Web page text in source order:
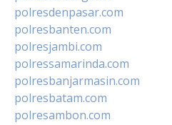
polresdenpasar.com
polresbanten.com
polresjambi.com
polressamarinda.com
polresbanjarmasin.com
polresbatam.com
polresambon.com